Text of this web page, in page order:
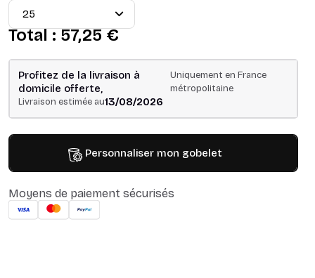
Total : 57,25 €
Profitez de la livraison à
domicile offerte,
Uniquement en France
métropolitaine
Livraison estimée au13/08/2026
Personnaliser mon gobelet
Moyens de paiement sécurisés